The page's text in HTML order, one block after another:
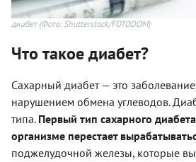
диабет(Фото: Shutterstock/FOTODOM)
Что такое диабет?
Сахарный диабет — это
нарушением обмена углеводов.
типа. Первый тип сахарного диабета
организме перестает
поджелудочной железы, которые